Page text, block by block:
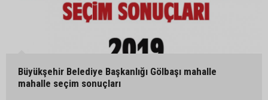
Büyükşehir Belediye Başkanlığı Gölbaşı mahalle
mahalle seçim sonuçları